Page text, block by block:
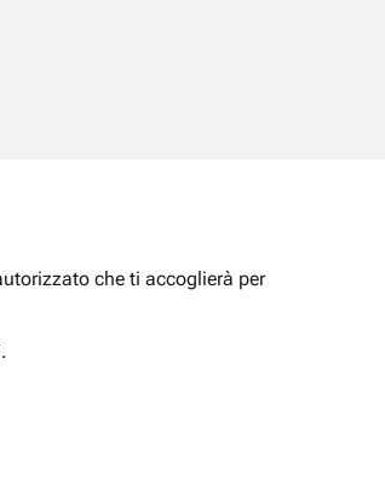
che ti accoglierà per